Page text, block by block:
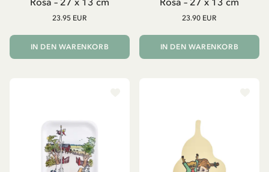
23.95 EUR
IN DEN WARENKORB
23.90 EUR
IN DEN WARENKORB